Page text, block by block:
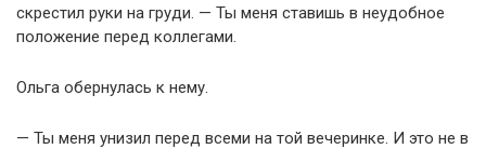
скрестил руки на груди. — Ты меня ставишь в неудобное
положение перед коллегами.
Ольга обернулась к нему.
— Ты меня унизил перед всеми на той вечеринке. И это не в